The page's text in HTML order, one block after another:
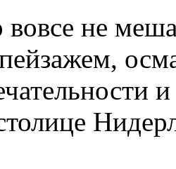
вовсе не